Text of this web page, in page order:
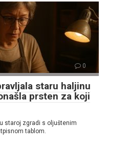
0
staru haljinu
prsten za koji
staroj zgradi s oljuštenim
tablom.